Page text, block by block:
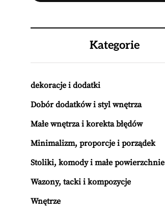
Kategorie
dekoracje i dodatki
Dobór dodatków i styl wnętrza
Małe wnętrza i korekta błędów
Minimalizm, proporcje i porządek
Stoliki, komody i małe powierzchnie
Wazony, tacki i kompozycje
Wnętrze